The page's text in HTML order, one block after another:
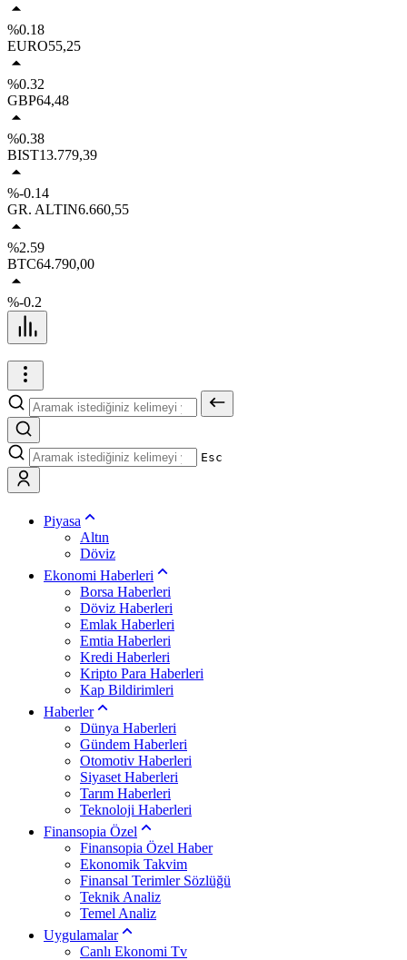
%0.18
EURO55,25
%0.32
GBP64,48
%0.38
BIST13.779,39
%-0.14
GR. ALTIN6.660,55
%2.59
BTC64.790,00
%-0.2
Esc
Piyasa
Altın
Döviz
Ekonomi Haberleri
Borsa Haberleri
Döviz Haberleri
Emlak Haberleri
Emtia Haberleri
Kredi Haberleri
Kripto Para Haberleri
Kap Bildirimleri
Haberler
Dünya Haberleri
Gündem Haberleri
Otomotiv Haberleri
Siyaset Haberleri
Tarım Haberleri
Teknoloji Haberleri
Finansopia Özel
Finansopia Özel Haber
Ekonomik Takvim
Finansal Terimler Sözlüğü
Teknik Analiz
Temel Analiz
Uygulamalar
Canlı Ekonomi Tv